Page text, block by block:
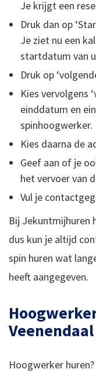
Je krijgt een
Druk dan op
Je ziet nu een
startdatum van
Druk op
Kies vervolgens
einddatum en
spinhoogwerker.
Kies daarna de
Geef aan of je
het vervoer van
Vul je
Bij Jekuntmijhuren
dus kun je altijd
spin huren wat
heeft aangegeven.
Hoogwerker